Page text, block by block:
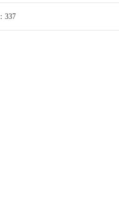
337